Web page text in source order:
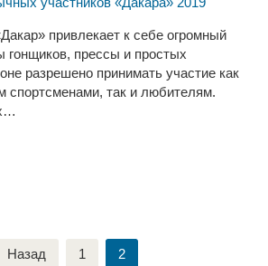
привлекает к себе огромный
гонщиков, прессы и простых
разрешено принимать участие как
спортсменами, так и любителям.
Назад 1 2